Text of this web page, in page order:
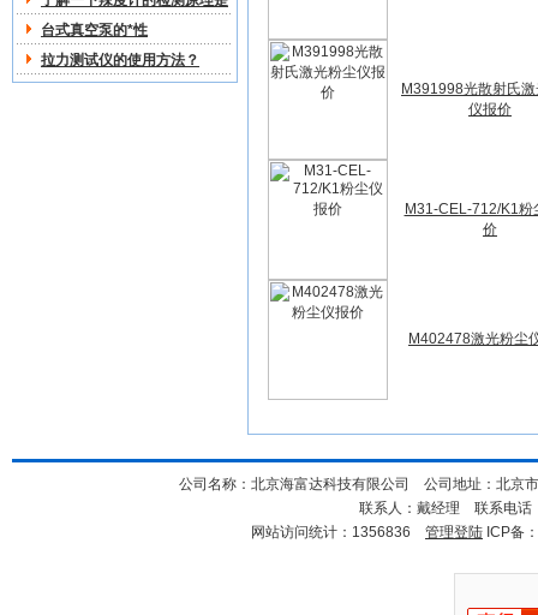
什么
台式真空泵的*性
拉力测试仪的使用方法？
M391998光散射氏
仪报价
M31-CEL-712/K1粉
价
M402478激光粉尘
公司名称：北京海富达科技有限公司 公司地址：北京
联系人：戴经理 联系电
网站访问统计：1356836 管理登陆 ICP备：